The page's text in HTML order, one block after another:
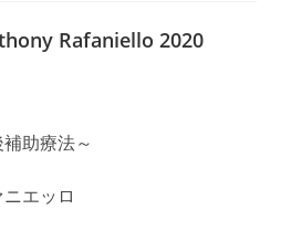
助療法～
エッロ